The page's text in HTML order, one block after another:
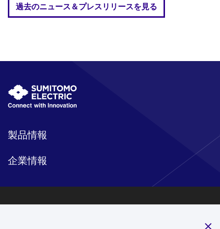
過去のニュース＆プレスリリースを見る
製品情報
企業情報